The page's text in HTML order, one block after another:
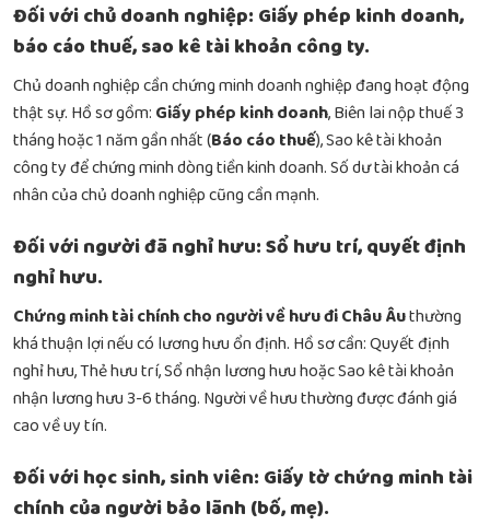
Đối với chủ doanh nghiệp: Giấy phép kinh doanh,
báo cáo thuế, sao kê tài khoản công ty.
Chủ doanh nghiệp cần chứng minh doanh nghiệp đang hoạt động
thật sự. Hồ sơ gồm: Giấy phép kinh doanh, Biên lai nộp thuế 3
tháng hoặc 1 năm gần nhất (Báo cáo thuế), Sao kê tài khoản
công ty để chứng minh dòng tiền kinh doanh. Số dư tài khoản cá
nhân của chủ doanh nghiệp cũng cần mạnh.
Đối với người đã nghỉ hưu: Sổ hưu trí, quyết định
nghỉ hưu.
Chứng minh tài chính cho người về hưu đi Châu Âuthường
khá thuận lợi nếu có lương hưu ổn định. Hồ sơ cần: Quyết định
nghỉ hưu, Thẻ hưu trí, Sổ nhận lương hưu hoặc Sao kê tài khoản
nhận lương hưu 3-6 tháng. Người về hưu thường được đánh giá
cao về uy tín.
Đối với học sinh, sinh viên: Giấy tờ chứng minh tài
chính của người bảo lãnh (bố, mẹ).